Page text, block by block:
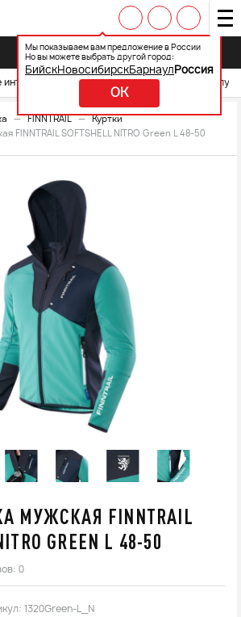
Мы показываем вам предложение в России
Но вы можете выбрать другой город:
БийскНовосибирскБарнаул Россия
OK
Выберите свой мотоцикл и
FINNTRAIL
Куртки
FINNTRAIL SOFTSHELL NITRO Green L 48-50
МУЖСКАЯ FINNTRAIL
GREEN L 48-50
0
1320Green-L_N